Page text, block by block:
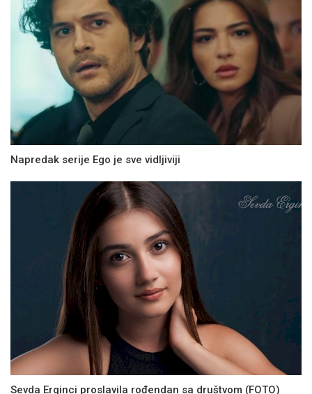
Napredak serije Ego je sve vidljiviji
Sevda Erginci proslavila rođendan sa društvom (FOTO)